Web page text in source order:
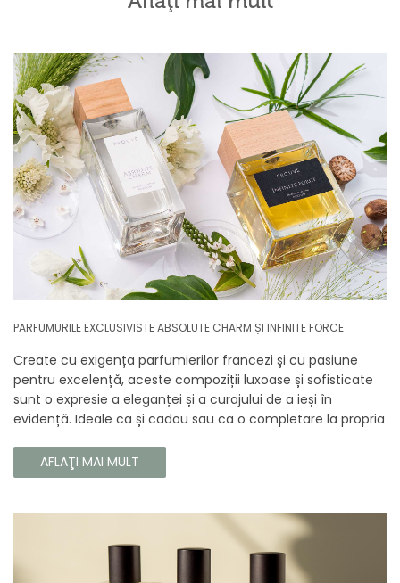
PARFUMURILE EXCLUSIVISTE ABSOLUTE CHARM ȘI INFINITE FORCE
Create cu exigența parfumierilor francezi și cu pasiune
pentru excelență, aceste compoziții luxoase și sofisticate
sunt o expresie a eleganței și a curajului de a ieși în
evidență. Ideale ca și cadou sau ca o completare la propria
să atragă atenția și să emane un caracter unic și puternic.
AFLAŢI MAI MULT